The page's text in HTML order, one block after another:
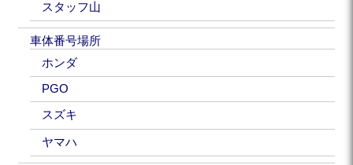
スタッフ山
車体番号場所
ホンダ
PGO
スズキ
ヤマハ